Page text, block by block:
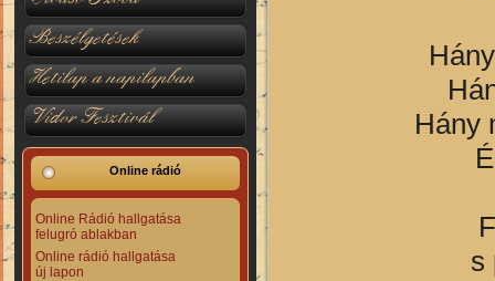
Beszélgetések
Hetilap a napilapban
Vidor Fesztivál
Online rádió
Online Rádió hallgatása
felugró ablakban
Online rádió hallgatása
új lapon
Hány
s